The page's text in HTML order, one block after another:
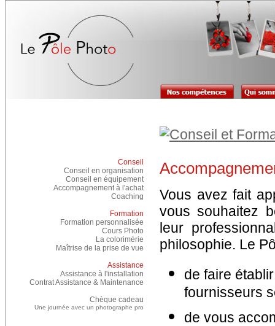
Conseil
Conseil en organisation
Conseil en équipement
Accompagnement à l'achat
Coaching
Formation
Formation personnalisée
Cours Photo
La colorimérie
Maîtrise de la prise de vue
Assistance
Assistance à l'installation
Contrat Assistance & Maintenance
Chèque cadeau
Une journée avec un photographe pro
Vous avez fait
vous souhaitez
leur
philosophie. Le
de faire
fournisseurs
de vous